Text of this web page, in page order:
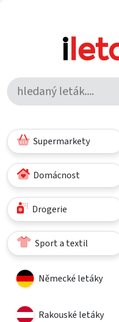
Supermarkety
Domácnost
Drogerie
Sport a textil
Německé letáky
Rakouské letáky